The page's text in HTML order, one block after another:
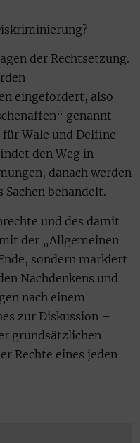
der Rechtsetzung.
eingefordert, also
genannt
Wale und Delfine
den Weg in
danach werden
Sachen behandelt.
und des damit
der „Allgemeinen
sondern markiert
Nachdenkens und
nach einem
zur Diskussion –
grundsätzlichen
Rechte eines jeden